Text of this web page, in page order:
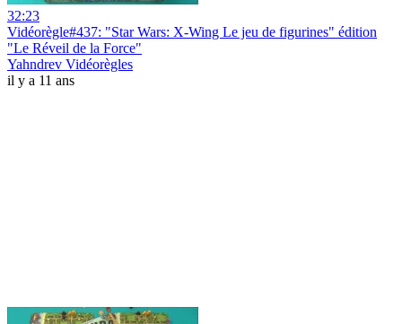
32:23
Vidéorègle#437: "Star Wars: X-Wing Le jeu de figurines" édition
"Le Réveil de la Force"
Yahndrev Vidéorègles
il y a 11 ans